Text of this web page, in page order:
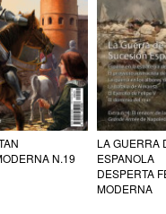
N.19
LA GUERRA
ESPANOLA
DESPERTA
MODERNA